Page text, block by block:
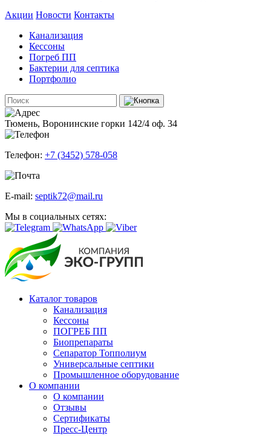
Акции Новости Контакты
Канализация
Кессоны
Погреб ПП
Бактерии для септика
Портфолио
Тюмень, Воронинские горки 142/4 оф. 34
Телефон: +7 (3452) 578-058
E-mail: septik72@mail.ru
Мы в социальных сетях:
Каталог товаров
Канализация
Кессоны
ПОГРЕБ ПП
Биопрепараты
Сепаратор Топполиум
Универсальные септики
Промышленное оборудование
О компании
О компании
Отзывы
Сертификаты
Пресс-Центр